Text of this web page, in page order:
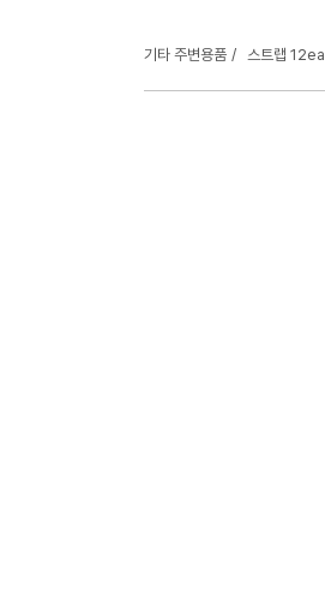
기타 주변용품 스트랩 12ea